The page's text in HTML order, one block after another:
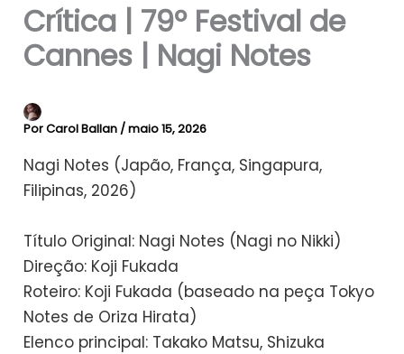
Crítica | 79º Festival de
Cannes | Nagi Notes
PorCarol Ballan /maio 15, 2026
Nagi Notes (Japão, França, Singapura,
Filipinas, 2026)
Título Original: Nagi Notes (Nagi no Nikki)
Direção: Koji Fukada
Roteiro: Koji Fukada (baseado na peça Tokyo
Notes de Oriza Hirata)
Elenco principal: Takako Matsu, Shizuka